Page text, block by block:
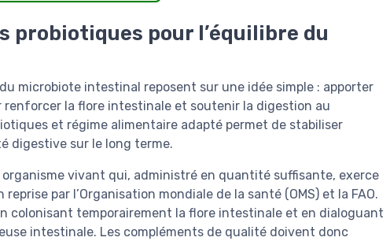
probiotiques pour l’équilibre du
microbiote intestinal reposent sur une idée simple : apporter
la flore intestinale et soutenir la digestion au
et régime alimentaire adapté permet de stabiliser
digestive sur le long terme.
vivant qui, administré en quantité suffisante, exerce
par l’Organisation mondiale de la santé (OMS) et la FAO.
colonisant temporairement la flore intestinale et en dialoguant
intestinale. Les compléments de qualité doivent donc